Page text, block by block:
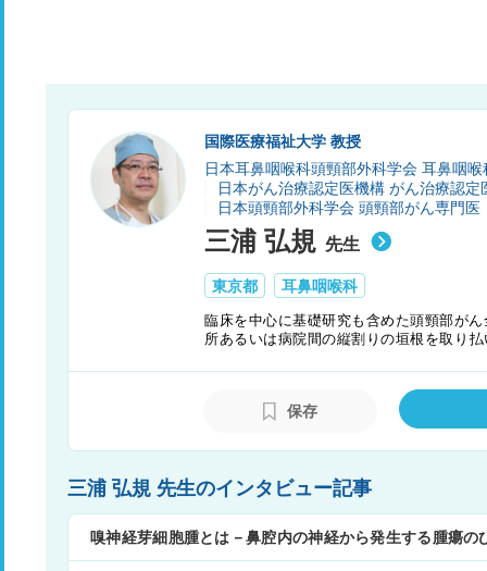
国際医療福祉大学 教授
日本耳鼻咽喉科頭頸部外科学会 耳鼻咽喉
日本がん治療認定医機構 がん治療認定
日本頭頸部外科学会 頭頸部がん専門医
三浦 弘規 先生
東京都 耳鼻咽喉科
臨床を中心に基礎研究も含めた頭頸部が
所あるいは病院間の縦割りの垣根を取り
験も積極的に取り入れながら患者さんや
している。また学会・論文等で情報発信
保存
三浦 弘規 先生のインタビュー記事
嗅神経芽細胞腫とは－鼻腔内の神経から発生する腫瘍の